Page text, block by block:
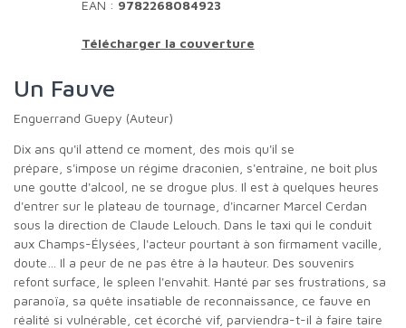
EAN : 9782268084923
Télécharger la couverture
Un Fauve
Enguerrand Guepy (Auteur)
Dix ans qu'il attend ce moment, des mois qu'il se
prépare, s'impose un régime draconien, s'entraîne, ne boit plus
une goutte d'alcool, ne se drogue plus. Il est à quelques heures
d'entrer sur le plateau de tournage, d'incarner Marcel Cerdan
sous la direction de Claude Lelouch. Dans le taxi qui le conduit
aux Champs-Élysées, l'acteur pourtant à son firmament vacille,
doute… Il a peur de ne pas être à la hauteur. Des souvenirs
refont surface, le spleen l'envahit. Hanté par ses frustrations, sa
paranoïa, sa quête insatiable de reconnaissance, ce fauve en
réalité si vulnérable, cet écorché vif, parviendra-t-il à faire taire